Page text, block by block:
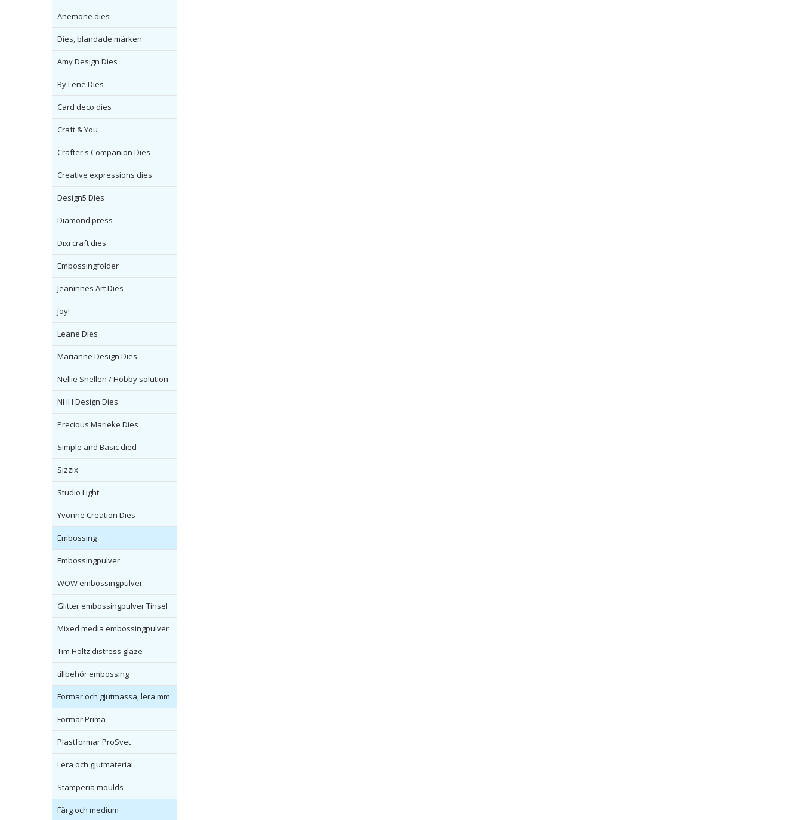
Anemone dies
Dies, blandade märken
Amy Design Dies
By Lene Dies
Card deco dies
Craft & You
Crafter's Companion Dies
Creative expressions dies
Design5 Dies
Diamond press
Dixi craft dies
Embossingfolder
Jeaninnes Art Dies
Joy!
Leane Dies
Marianne Design Dies
Nellie Snellen / Hobby solution
NHH Design Dies
Precious Marieke Dies
Simple and Basic died
Sizzix
Studio Light
Yvonne Creation Dies
Embossing
Embossingpulver
WOW embossingpulver
Glitter embossingpulver Tinsel
Mixed media embossingpulver
Tim Holtz distress glaze
tillbehör embossing
Formar och gjutmassa, lera mm
Formar Prima
Plastformar ProSvet
Lera och gjutmaterial
Stamperia moulds
Färg och medium